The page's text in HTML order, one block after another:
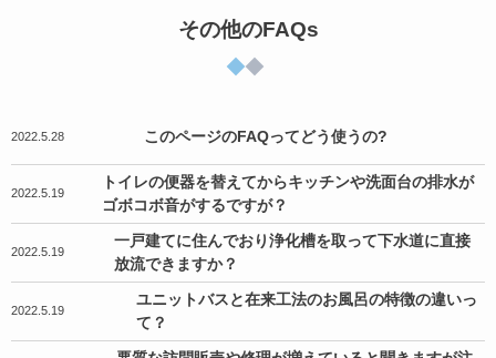
その他のFAQs
2022.5.28 このページのFAQってどう使うの?
2022.5.19
トイレの便器を替えてからキッチンや洗面台の排水が
ゴボコボ音がするですが？
2022.5.19
一戸建てに住んでおり浄化槽を取って下水道に直接
放流できますか？
2022.5.19
ユニットバスと在来工法のお風呂の特徴の違いっ
て？